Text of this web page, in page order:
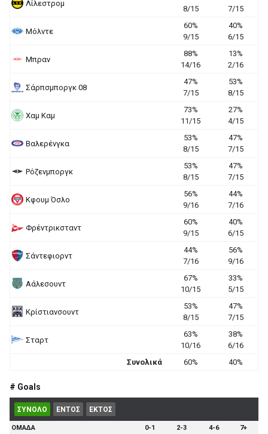
Λίλεστρομ
8/15
7/15
Μόλντε
60%
9/15
40%
6/15
Μπραν
88%
14/16
13%
2/16
Σάρπσμποργκ 08
47%
7/15
53%
8/15
Χαμ Καμ
73%
11/15
27%
4/15
Βαλερένγκα
53%
8/15
47%
7/15
Ρόζενμποργκ
53%
8/15
47%
7/15
Κφουμ Όσλο
56%
9/16
44%
7/16
Φρέντρικσταντ
60%
9/15
40%
6/15
Σάντεφιορντ
44%
7/16
56%
9/16
Αάλεσουντ
67%
10/15
33%
5/15
Κρίστιανσουντ
53%
8/15
47%
7/15
Σταρτ
63%
10/16
38%
6/16
Συνολικά
60% 40%
# Goals
ΣΥΝΟΛΟ ΕΝΤΟΣ ΕΚΤΟΣ
ΟΜΑΔΑ 0-1 2-3 4-6 7+